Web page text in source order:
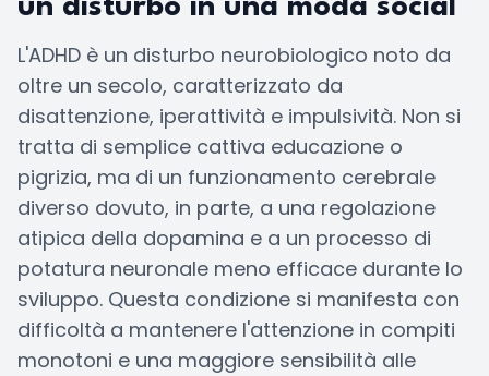
un disturbo in una moda social
L'ADHD è un disturbo neurobiologico noto da
oltre un secolo, caratterizzato da
disattenzione, iperattività e impulsività. Non si
tratta di semplice cattiva educazione o
pigrizia, ma di un funzionamento cerebrale
diverso dovuto, in parte, a una regolazione
atipica della dopamina e a un processo di
potatura neuronale meno efficace durante lo
sviluppo. Questa condizione si manifesta con
difficoltà a mantenere l'attenzione in compiti
monotoni e una maggiore sensibilità alle